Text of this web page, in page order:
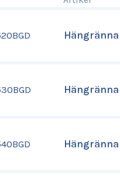
Hängränna
Hängränna
Hängränna